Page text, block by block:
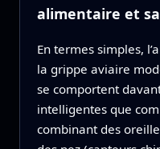
alimentaire et
En termes simples,
la grippe aviaire
se comportent
intelligentes que
combinant des